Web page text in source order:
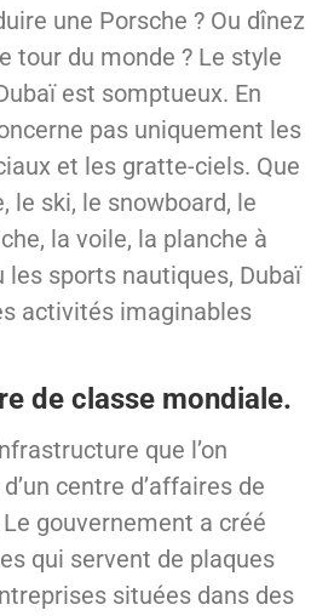
une Porsche ? Ou dînez
tour du monde ? Le style
est somptueux. En
pas uniquement les
et les gratte-ciels. Que
le ski, le snowboard, le
la voile, la planche à
les sports nautiques, Dubaï
activités imaginables
de classe mondiale.
que l’on
centre d’affaires de
gouvernement a créé
qui servent de plaques
situées dans des